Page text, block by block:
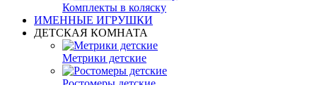
Комплекты в коляску
ИМЕННЫЕ ИГРУШКИ
ДЕТСКАЯ КОМНАТА
Метрики детские